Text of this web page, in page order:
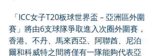
賽」將由6支球隊爭取進入次圈外圍賽，
香港、不丹、馬來西亞、阿聯酋、尼泊
爾和科威特之間將僅有一隊能夠代表亞